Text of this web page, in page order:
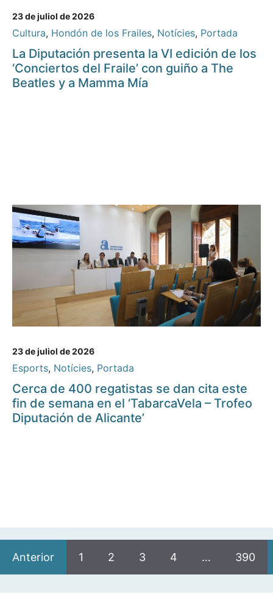
23 de juliol de 2026
Cultura, Hondón de los Frailes, Notícies, Portada
La Diputación presenta la VI edición de los
‘Conciertos del Fraile’ con guiño a The
Beatles y a Mamma Mía
23 de juliol de 2026
Esports, Notícies, Portada
Cerca de 400 regatistas se dan cita este
fin de semana en el ‘TabarcaVela – Trofeo
Diputación de Alicante’
Anterior 1 2 3 4 … 390